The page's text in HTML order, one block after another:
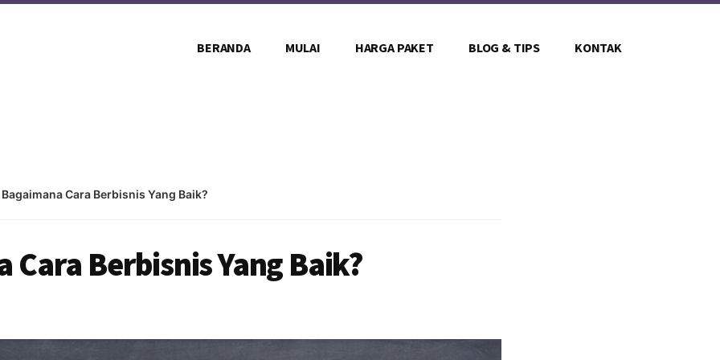
BERANDA MULAI HARGA PAKET BLOG & TIPS KONTAK
Bagaimana Cara Berbisnis Yang Baik?
Cara Berbisnis Yang Baik?